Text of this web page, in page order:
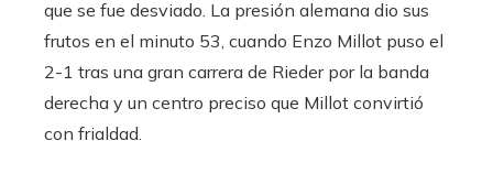
que se fue desviado. La presión alemana dio sus
frutos en el minuto 53, cuando Enzo Millot puso el
2-1 tras una gran carrera de Rieder por la banda
derecha y un centro preciso que Millot convirtió
con frialdad.